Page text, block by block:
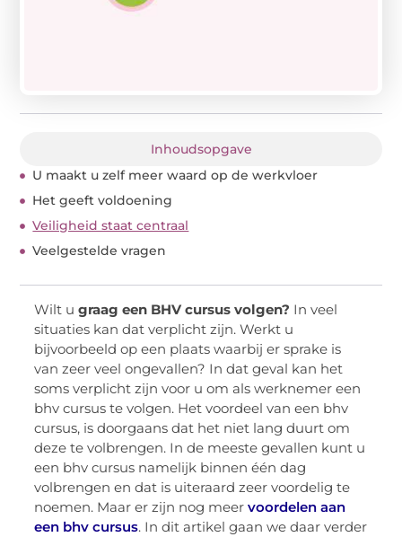
Inhoudsopgave
U maakt u zelf meer waard op de werkvloer
Het geeft voldoening
Veiligheid staat centraal
Veelgestelde vragen
Wilt ugraag een BHV cursus volgen? In veel
situaties kan dat verplicht zijn. Werkt u
bijvoorbeeld op een plaats waarbij er sprake is
van zeer veel ongevallen? In dat geval kan het
soms verplicht zijn voor u om als werknemer een
bhv cursus te volgen. Het voordeel van een bhv
cursus, is doorgaans dat het niet lang duurt om
deze te volbrengen. In de meeste gevallen kunt u
een bhv cursus namelijk binnen één dag
volbrengen en dat is uiteraard zeer voordelig te
noemen. Maar er zijn nog meervoordelen aan
een bhv cursus. In dit artikel gaan we daar verder